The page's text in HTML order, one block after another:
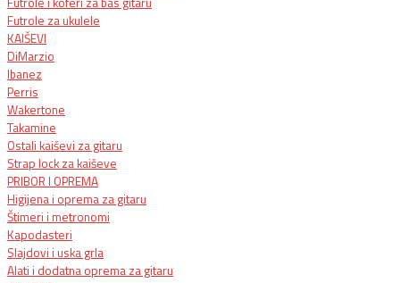
Futrole za ukulele
KAIŠEVI
DiMarzio
Ibanez
Perris
Wakertone
Takamine
Ostali kaiševi za gitaru
Strap lock za kaiševe
PRIBOR I OPREMA
Higijena i oprema za gitaru
Štimeri i metronomi
Kapodasteri
Slajdovi i uska grla
Alati i dodatna oprema za gitaru